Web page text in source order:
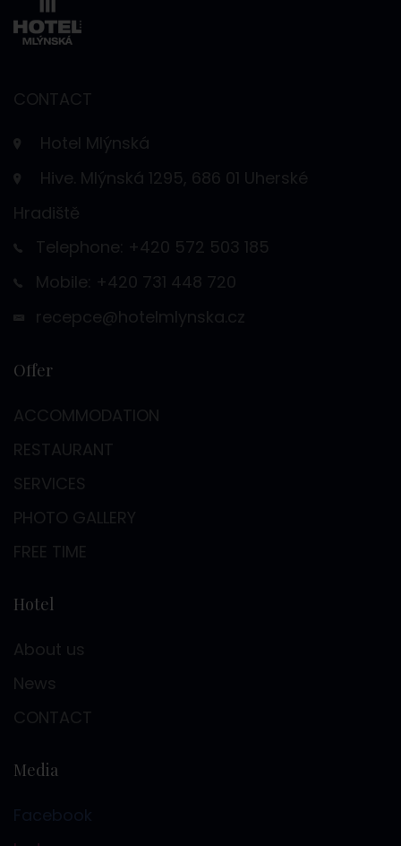
CONTACT
Hotel Mlýnská
Hive. Mlýnská 1295, 686 01 Uherské
Hradiště
Telephone: +420 572 503 185
Mobile: +420 731 448 720
recepce@hotelmlynska.cz
Offer
ACCOMMODATION
RESTAURANT
SERVICES
PHOTO GALLERY
FREE TIME
Hotel
About us
News
CONTACT
Media
Facebook